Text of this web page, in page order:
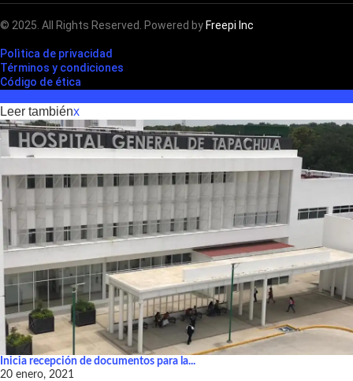
© 2025. All Rights Reserved. Powered by Freepi Inc
Polìtica de privacidad
Términos y condiciones
Código de ética
Leer tambiénx
Inicia recepción de documentos para la...
20 enero, 2021